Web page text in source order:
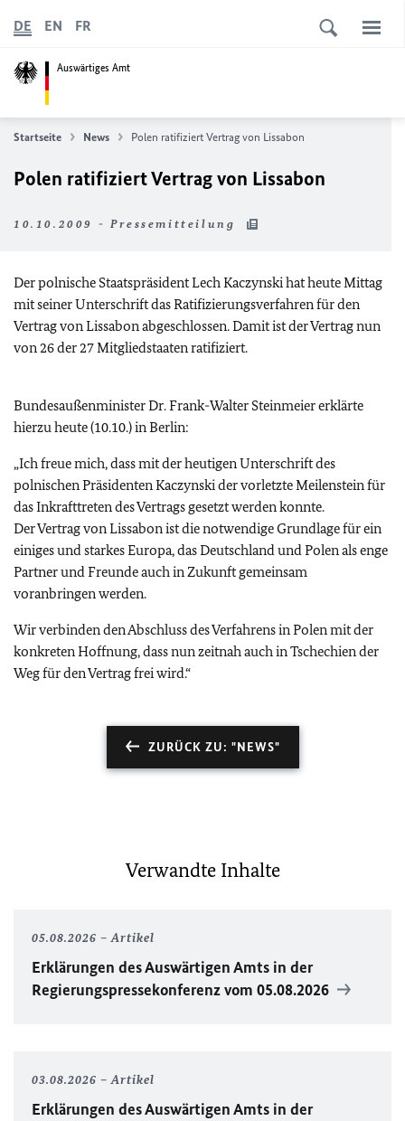
Auswärtiges Amt
DE EN FR
Startseite News Polen ratifiziert Vertrag von Lissabon
Polen ratifiziert Vertrag von Lissabon
10.10.2009 - Pressemitteilung
Der polnische Staatspräsident Lech Kaczynski hat heute Mittag
mit seiner Unterschrift das Ratifizierungsverfahren für den
Vertrag von Lissabon abgeschlossen. Damit ist der Vertrag nun
von 26 der 27 Mitgliedstaaten ratifiziert.
Bundesaußenminister Dr. Frank-Walter Steinmeier erklärte
hierzu heute (10.10.) in Berlin:
„Ich freue mich, dass mit der heutigen Unterschrift des
polnischen Präsidenten Kaczynski der vorletzte Meilenstein für
das Inkrafttreten des Vertrags gesetzt werden konnte.
Der Vertrag von Lissabon ist die notwendige Grundlage für ein
einiges und starkes Europa, das Deutschland und Polen als enge
Partner und Freunde auch in Zukunft gemeinsam
voranbringen werden.
Wir verbinden den Abschluss des Verfahrens in Polen mit der
konkreten Hoffnung, dass nun zeitnah auch in Tschechien der
Weg für den Vertrag frei wird.“
ZURÜCK ZU: "NEWS"
Verwandte Inhalte
05.08.2026 Artikel
Erklärungen des Auswärtigen Amts in der
Regierungspressekonferenz vom 05.08.2026
03.08.2026 Artikel
Erklärungen des Auswärtigen Amts in der